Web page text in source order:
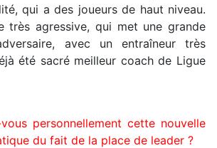
qui a des joueurs de haut niveau.
très agressive, qui met une grande
avec un entraîneur très
été sacré meilleur coach de Ligue
personnellement cette nouvelle
du fait de la place de leader ?